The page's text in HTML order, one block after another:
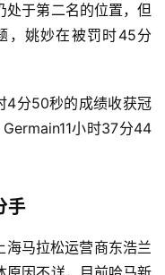
处于第二名的位置，但
，姚妙在被罚时45分
4分50秒的成绩收获冠
小时37分44
手
马拉松运营商东浩兰